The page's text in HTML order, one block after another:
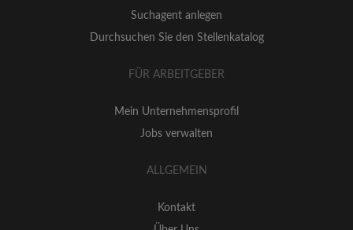
Suchagent anlegen
Durchsuchen Sie den Stellenkatalog
FÜR ARBEITGEBER
Mein Unternehmensprofil
Jobs verwalten
ALLGEMEIN
Kontakt